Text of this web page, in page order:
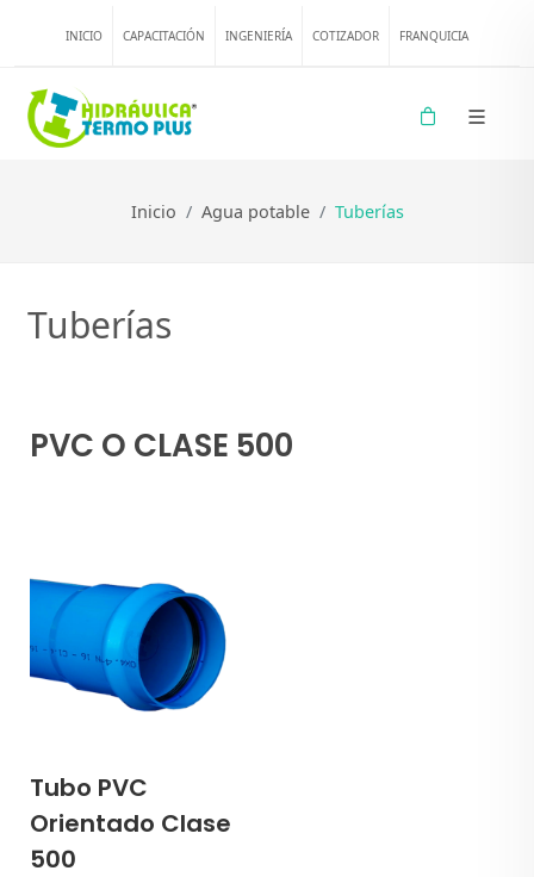
INICIO CAPACITACIÓN INGENIERÍA COTIZADOR FRANQUICIA
Inicio Agua potable Tuberías
Tuberías
PVC O CLASE 500
Tubo PVC
Orientado Clase
500